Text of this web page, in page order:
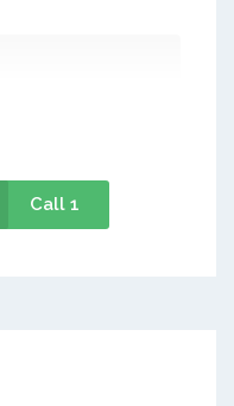
Call 1